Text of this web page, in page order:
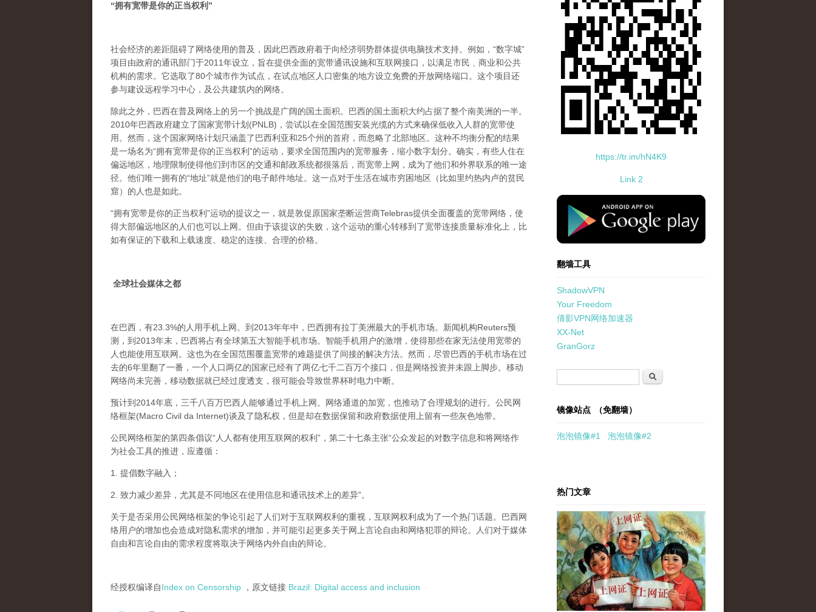
“拥有宽带是你的正当权利 ”
社会经济的差距阻碍了网络使用的普及，因此巴西政府着于向经济弱势群体提供电脑技术支持。例如，“数字城”
项目由政府的通讯部门于2011年设立，旨在提供全面的宽带通讯设施和互联网接口，以满足市民﹑商业和公共
机构的需求。它选取了80个城市作为试点，在试点地区人口密集的地方设立免费的开放网络端口。这个项目还
参与建设远程学习中心，及公共建筑内的网络。
除此之外，巴西在普及网络上的另一个挑战是广阔的国土面积。巴西的国土面积大约占据了整个南美洲的一半。
2010年巴西政府建立了国家宽带计划(PNLB)，尝试以在全国范围安装光缆的方式来确保低收入人群的宽带使
用。然而，这个国家网络计划只涵盖了巴西利亚和25个州的首府，而忽略了北部地区。这种不均衡分配的结果
是一场名为“拥有宽带是你的正当权利”的运动，要求全国范围内的宽带服务，缩小数字划分。确实，有些人住在
偏远地区，地理限制使得他们到市区的交通和邮政系统都很落后，而宽带上网，成为了他们和外界联系的唯一途
径。他们唯一拥有的“地址”就是他们的电子邮件地址。这一点对于生活在城市穷困地区（比如里约热内卢的贫民
窟）的人也是如此。
“拥有宽带是你的正当权利”运动的提议之一，就是敦促原国家垄断运营商Telebras提供全面覆盖的宽带网络，使
得大部偏远地区的人们也可以上网。但由于该提议的失败，这个运动的重心转移到了宽带连接质量标准化上，比
如有保证的下载和上载速度、稳定的连接、合理的价格。
全球社会媒体之都
在巴西，有23.3%的人用手机上网。到2013年年中，巴西拥有拉丁美洲最大的手机市场。新闻机构Reuters预
测，到2013年末，巴西将占有全球第五大智能手机市场。智能手机用户的激增，使得那些在家无法使用宽带的
人也能使用互联网。这也为在全国范围覆盖宽带的难题提供了间接的解决方法。然而，尽管巴西的手机市场在过
去的6年里翻了一番，一个人口两亿的国家已经有了两亿七千二百万个接口，但是网络投资并未跟上脚步。移动
网络尚未完善，移动数据就已经过度透支，很可能会导致世界杯时电力中断。
预计到2014年底，三千八百万巴西人能够通过手机上网。网络通道的加宽，也推动了合理规划的进行。公民网
络框架(Macro Civil da Internet)谈及了隐私权，但是却在数据保留和政府数据使用上留有一些灰色地带。
公民网络框架的第四条倡议“人人都有使用互联网的权利”，第二十七条主张“公众发起的对数字信息和将网络作
为社会工具的推进，应遵循：
1. 提倡数字融入；
2. 致力减少差异，尤其是不同地区在使用信息和通讯技术上的差异”。
关于是否采用公民网络框架的争论引起了人们对于互联网权利的重视，互联网权利成为了一个热门话题。巴西网
络用户的增加也会造成对隐私需求的增加，并可能引起更多关于网上言论自由和网络犯罪的辩论。人们对于媒体
自由和言论自由的需求程度将取决于网络内外自由的辩论。
经授权编译自Index on Censorship ，原文链接 Brazil: Digital access and inclusion
https://tr.im/hN4K9
Link 2
standard-icon-googleplay-app-store.png
翻墙工具
ShadowVPN
Your Freedom
倩影VPN网络加速器
XX-Net
GranGorz
搜索
镜像站点 （免翻墙）
泡泡镜像#1 泡泡镜像#2
热门文章